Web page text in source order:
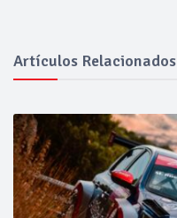
Artículos Relacionados